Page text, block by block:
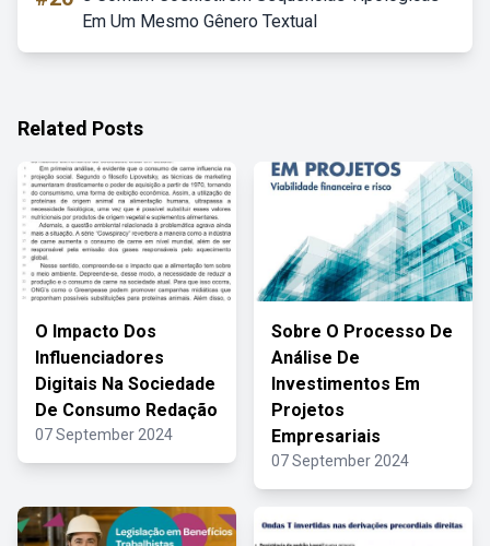
Em Um Mesmo Gênero Textual
Related Posts
O Impacto Dos
Influenciadores
Digitais Na Sociedade
De Consumo Redação
07 September 2024
Sobre O Processo De
Análise De
Investimentos Em
Projetos
Empresariais
07 September 2024